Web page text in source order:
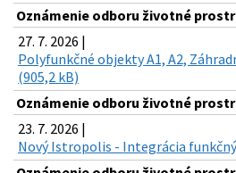
Oznámenie odboru životné
27. 7. 2026 |
Polyfunkčné objekty A1, A2,
(905,2 kB)
Oznámenie odboru životné
23. 7. 2026 |
Nový Istropolis - Integrácia